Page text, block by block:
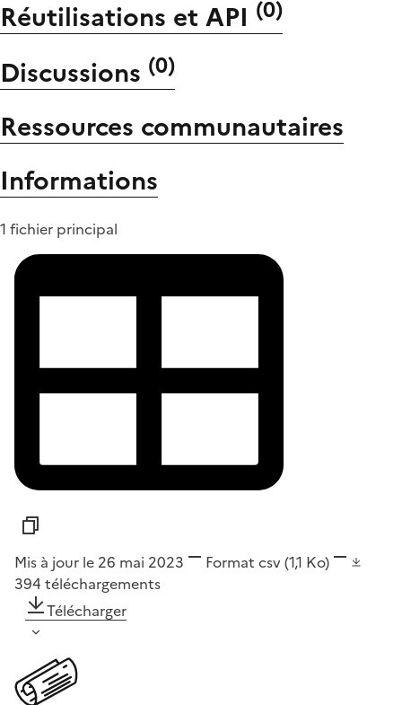
Réutilisations et API (0)
Discussions (0)
Ressources communautaires
Informations
1 fichier principal
Mis à jour le 26 mai 2023 Format csv(1,1 Ko)
394 téléchargements
Télécharger